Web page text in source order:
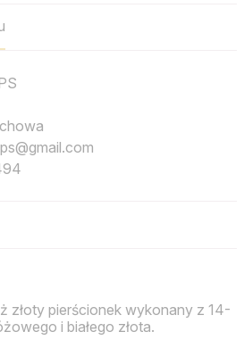
złoty pierścionek wykonany z 14-
i białego złota.